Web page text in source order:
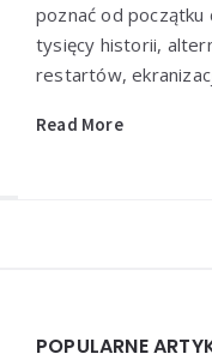
poznać od
tysięcy historii,
restartów,
Read More
POPULARNE